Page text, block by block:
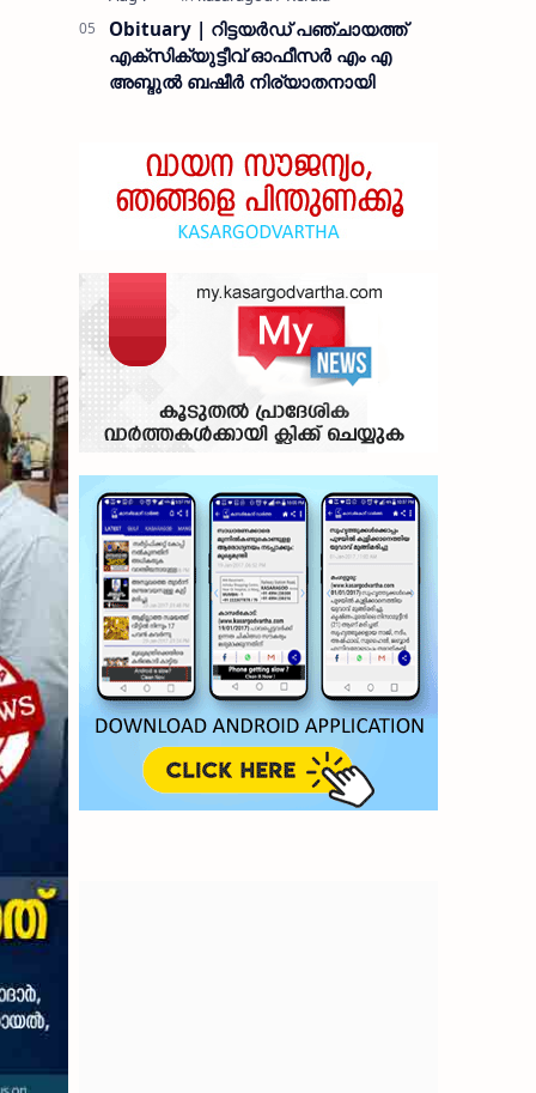
Obituary | റിട്ടയർഡ് പഞ്ചായത്ത്
എക്സിക്യുട്ടീവ് ഓഫീസർ എം എ
അബ്ദുൽ ബഷീർ നിര്യാതനായി